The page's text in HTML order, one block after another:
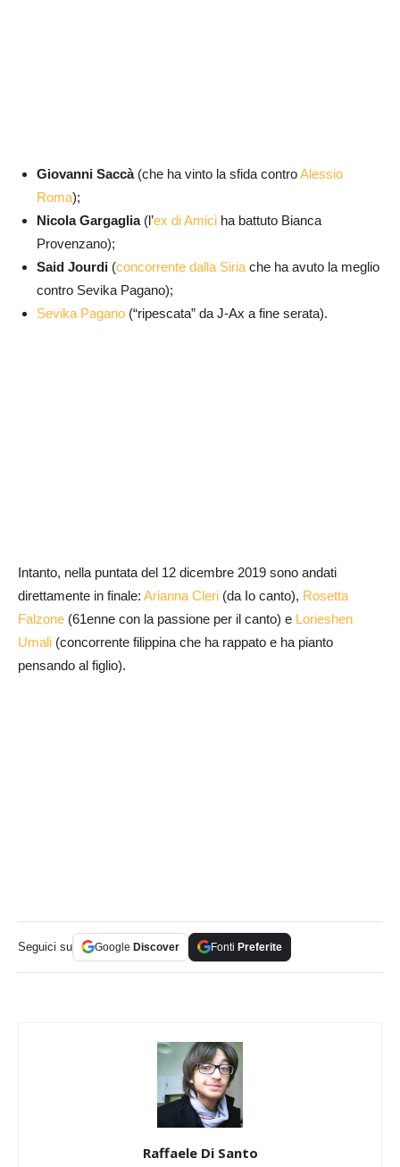
Giovanni Saccà(che ha vinto la sfida controAlessio
Roma);
Nicola Gargaglia(l’ex di Amici ha battuto Bianca
Provenzano);
Said Jourdi (concorrente dalla Siria che ha avuto la meglio
contro Sevika Pagano);
Sevika Pagano (“ripescata” da J-Ax a fine serata).
Intanto, nella puntata del 12 dicembre 2019 sono andati
direttamente in finale: Arianna Cleri (da Io canto), Rosetta
Falzone (61enne con la passione per il canto) e Lorieshen
Umali (concorrente filippina che ha rappato e ha pianto
pensando al figlio).
Seguici su Google Discover Fonti Preferite
Raffaele Di Santo